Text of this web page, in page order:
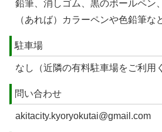
鉛筆、消しゴム、黒のボールペン
（あれば）カラーペンや色鉛筆な
駐車場
なし（近隣の有料駐車場をご利用
問い合わせ
akitacity.kyoryokutai@gmail.com